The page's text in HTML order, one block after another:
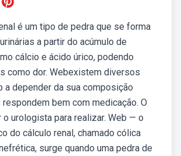
é um tipo de pedra que se forma
a partir do acúmulo de
cálcio e ácido úrico, podendo
como dor. Webexistem diversos
a depender da sua composição
respondem bem com medicação. O
o urologista para realizar. Web — o
do cálculo renal, chamado cólica
surge quando uma pedra de